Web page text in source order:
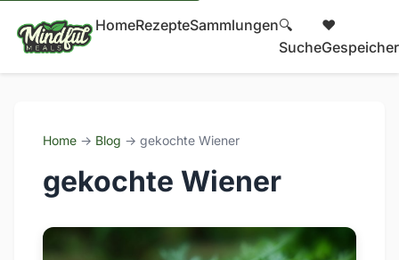
HomeRezepteSammlungen🔍
Suche
❤️
Home → Blog → gekochte Wiener
gekochte Wiener